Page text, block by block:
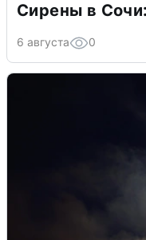
Сирены в
6 августа 0